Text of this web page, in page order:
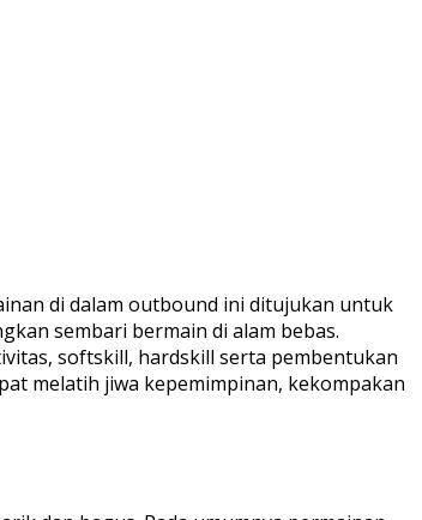
di dalam outbound ini ditujukan untuk
sembari bermain di alam bebas.
softskill, hardskill serta pembentukan
melatih jiwa kepemimpinan, kekompakan